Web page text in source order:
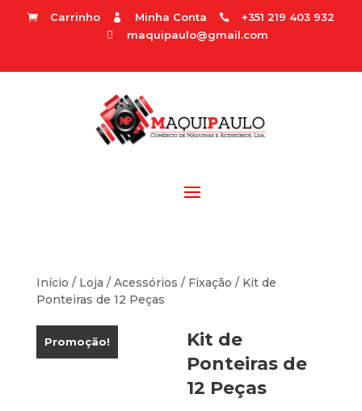
 Carrinho  Minha Conta  +351 219 403 932
 maquipaulo@gmail.com
Início / Loja / Acessórios / Fixação / Kit de
Ponteiras de 12 Peças
Promoção!
Kit de
Ponteiras de
12 Peças